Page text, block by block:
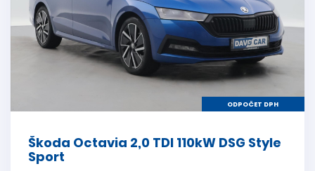
ODPOČET DPH
Škoda Octavia 2,0 TDI 110kW DSG Style
Sport